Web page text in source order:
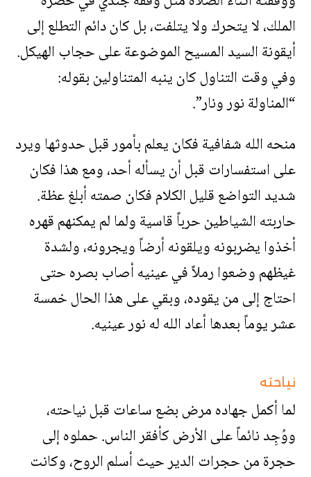
الملك، لا يتحرك ولا يتلفت، بل كان دائم التطلع إلى
أيقونة السيد المسيح الموضوعة على حجاب الهيكل.
وفي وقت التناول كان ينبه المتناولين بقوله:
“المناولة نور ونار”.
منحه الله شفافية فكان يعلم بأمور قبل حدوثها ويرد
على استفسارات قبل أن يسأله أحد، ومع هذا فكان
شديد التواضع قليل الكلام فكان صمته أبلغ عظة.
حاربته الشياطين حرباً قاسية ولما لم يمكنهم قهره
أخذوا يضربونه ويلقونه أرضاً ويجرونه، ولشدة
غيظهم وضعوا رملاً في عينيه أصاب بصره حتى
احتاج إلى من يقوده، وبقي على هذا الحال خمسة
عشر يوماً بعدها أعاد الله له نور عينيه.
نياحته
لما أكمل جهاده مرض بضع ساعات قبل نياحته،
ووُجِد نائماً على الأرض كأفقر الناس. حملوه إلى
حجرة من حجرات الدير حيث أسلم الروح، وكانت